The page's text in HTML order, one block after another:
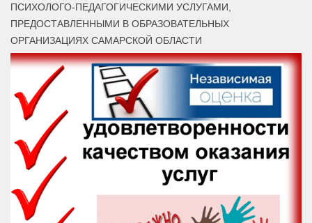
ПСИХОЛОГО-ПЕДАГОГИЧЕСКИМИ УСЛУГАМИ,
ПРЕДОСТАВЛЕННЫМИ В ОБРАЗОВАТЕЛЬНЫХ
ОРГАНИЗАЦИЯХ САМАРСКОЙ ОБЛАСТИ